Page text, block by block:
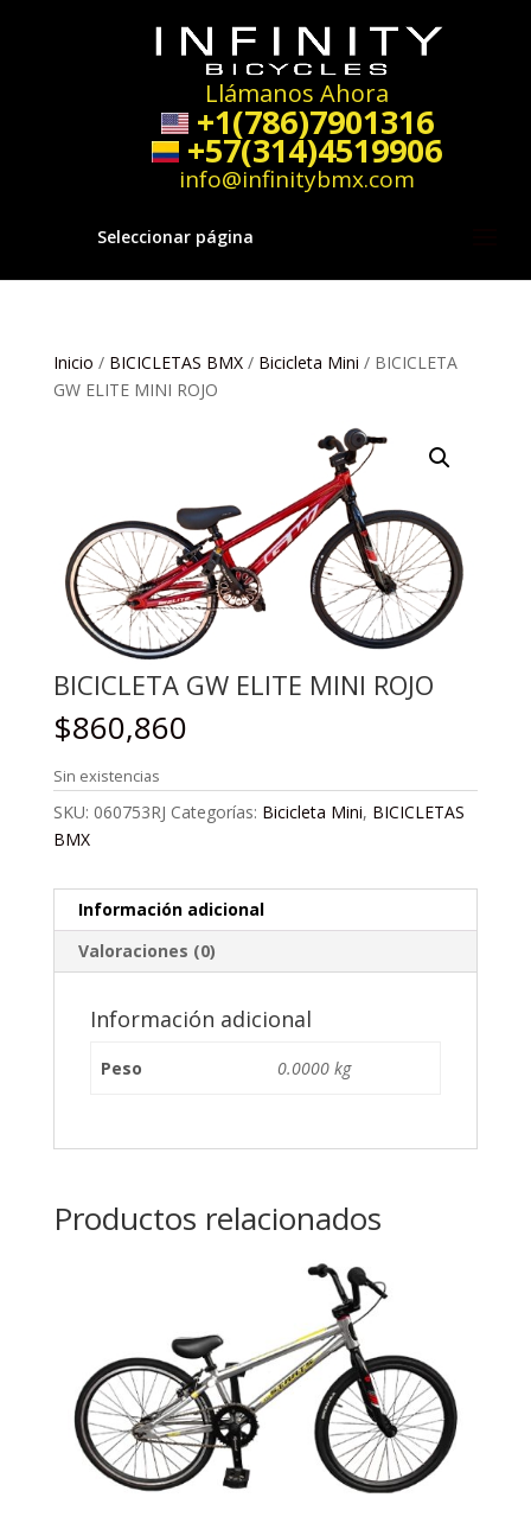
Llámanos Ahora
+1(786)7901316
+57(314)4519906
info@infinitybmx.com
Seleccionar página
Inicio / BICICLETAS BMX/ Bicicleta Mini / BICICLETA
GW ELITE MINI ROJO
BICICLETA GW ELITE MINI ROJO
$860,860
Sin existencias
SKU: 060753RJ Categorías: Bicicleta Mini, BICICLETAS
BMX
Información adicional
Valoraciones (0)
Información adicional
Peso 0.0000 kg
Productos relacionados